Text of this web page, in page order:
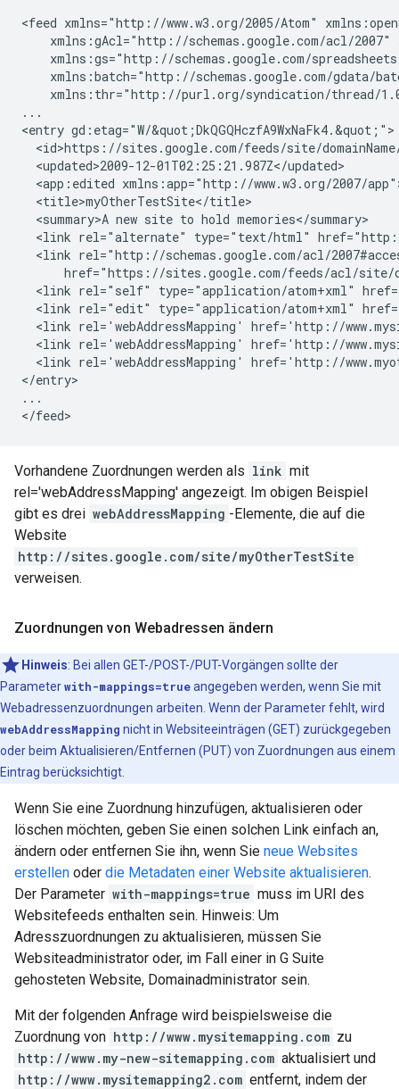
<feed xmlns="http://www.w3.org/2005/Atom"
xmlns:gAcl="http://schemas.google.com/acl/
xmlns:gs="http://schemas.google.com/
xmlns:batch="http://schemas.google.com/gdata/
xmlns:thr="http://purl.org/syndication/thread/
...
<entry gd:etag="W/&quot;DkQGQHczfA9WxNaFk4.&quot;">
  <id>https://sites.google.com/feeds/site/
domainName
  <updated>2009-12-01T02:25:21.987Z</updated>
<app:edited xmlns:app="http://www.w3.org/2007/
  <title>
myOtherTestSite</title>
  <summary>A new site to hold memories</summary>
<link rel="alternate" type="text/html"
<link rel="http://schemas.google.com/acl/
      href="https://sites.google.com/feeds/acl/site/
<link rel="self" type="application/atom+xml"
<link rel="edit" type="application/atom+xml"
  <link rel='webAddressMapping' href='
http://
  <link rel='webAddressMapping' href='
http://
  <link rel='webAddressMapping' href='
http://
</entry>
...
Vorhandene Zuordnungen werden als link mit
rel='webAddressMapping' angezeigt. Im obigen Beispiel
gibt es drei webAddressMapping -Elemente, die auf die
Website
http://sites.google.com/site/myOtherTestSite
verweisen.
Zuordnungen von Webadressen ändern
Hinweis: Bei allen GET-/POST-/PUT-Vorgängen sollte der
Parameterwith-mappings=trueangegeben werden, wenn Sie mit
Webadressenzuordnungen arbeiten. Wenn der Parameter fehlt, wird
webAddressMapping nicht in Websiteeinträgen (GET) zurückgegeben
oder beim Aktualisieren/Entfernen (PUT) von Zuordnungen aus einem
Eintrag berücksichtigt.
Wenn Sie eine Zuordnung hinzufügen, aktualisieren oder
löschen möchten, geben Sie einen solchen Link einfach an,
ändern oder entfernen Sie ihn, wenn Sie neue Websites
erstellen oder die Metadaten einer Website aktualisieren.
Der Parameter with-mappings=true muss im URI des
Websitefeeds enthalten sein. Hinweis: Um
Adresszuordnungen zu aktualisieren, müssen Sie
Websiteadministrator oder, im Fall einer in G Suite
gehosteten Website, Domainadministrator sein.
Mit der folgenden Anfrage wird beispielsweise die
Zuordnung von http://www.mysitemapping.com zu
http://www.my-new-sitemapping.com aktualisiert und
http://www.mysitemapping2.com entfernt, indem der